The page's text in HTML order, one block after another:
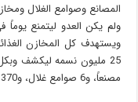
المصانع وصوامع الغلال
ولم يكن العدو ليتمنع
ويستهدف كل المخازن
مصنعاً، و6 صوامع غلال، و370 مخزناً غذائياً حكومياً وخاصاً .